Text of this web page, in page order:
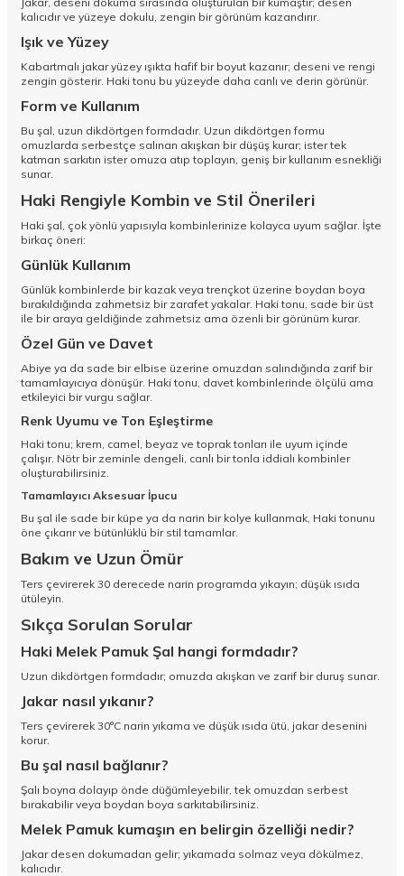
kalıcıdır ve yüzeye dokulu, zengin bir görünüm kazandırır.
Işık ve Yüzey
Kabartmalı jakar yüzey ışıkta hafif bir boyut kazanır; deseni ve rengi
zengin gösterir. Haki tonu bu yüzeyde daha canlı ve derin görünür.
Form ve Kullanım
Bu şal, uzun dikdörtgen formdadır. Uzun dikdörtgen formu
omuzlarda serbestçe salınan akışkan bir düşüş kurar; ister tek
katman sarkıtın ister omuza atıp toplayın, geniş bir kullanım esnekliği
sunar.
Haki Rengiyle Kombin ve Stil Önerileri
Haki şal, çok yönlü yapısıyla kombinlerinize kolayca uyum sağlar. İşte
birkaç öneri:
Günlük Kullanım
Günlük kombinlerde bir kazak veya trençkot üzerine boydan boya
bırakıldığında zahmetsiz bir zarafet yakalar. Haki tonu, sade bir üst
ile bir araya geldiğinde zahmetsiz ama özenli bir görünüm kurar.
Özel Gün ve Davet
Abiye ya da sade bir elbise üzerine omuzdan salındığında zarif bir
tamamlayıcıya dönüşür. Haki tonu, davet kombinlerinde ölçülü ama
etkileyici bir vurgu sağlar.
Renk Uyumu ve Ton Eşleştirme
Haki tonu; krem, camel, beyaz ve toprak tonları ile uyum içinde
çalışır. Nötr bir zeminle dengeli, canlı bir tonla iddialı kombinler
oluşturabilirsiniz.
Tamamlayıcı Aksesuar İpucu
Bu şal ile sade bir küpe ya da narin bir kolye kullanmak, Haki tonunu
öne çıkarır ve bütünlüklü bir stil tamamlar.
Bakım ve Uzun Ömür
Ters çevirerek 30 derecede narin programda yıkayın; düşük ısıda
ütüleyin.
Sıkça Sorulan Sorular
Haki Melek Pamuk Şal hangi formdadır?
Uzun dikdörtgen formdadır; omuzda akışkan ve zarif bir duruş sunar.
Jakar nasıl yıkanır?
Ters çevirerek 30°C narin yıkama ve düşük ısıda ütü, jakar desenini
korur.
Bu şal nasıl bağlanır?
Şalı boyna dolayıp önde düğümleyebilir, tek omuzdan serbest
bırakabilir veya boydan boya sarkıtabilirsiniz.
Melek Pamuk kumaşın en belirgin özelliği nedir?
Jakar desen dokumadan gelir; yıkamada solmaz veya dökülmez,
kalıcıdır.